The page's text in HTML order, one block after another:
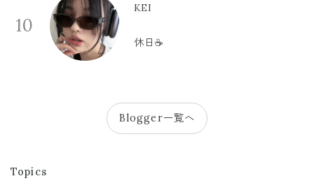
10
KEI
休日☕️
Blogger一覧へ
Topics